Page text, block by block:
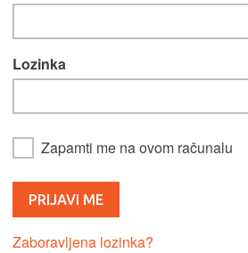
Lozinka
Zapamti me na ovom računalu
Zaboravljena lozinka?